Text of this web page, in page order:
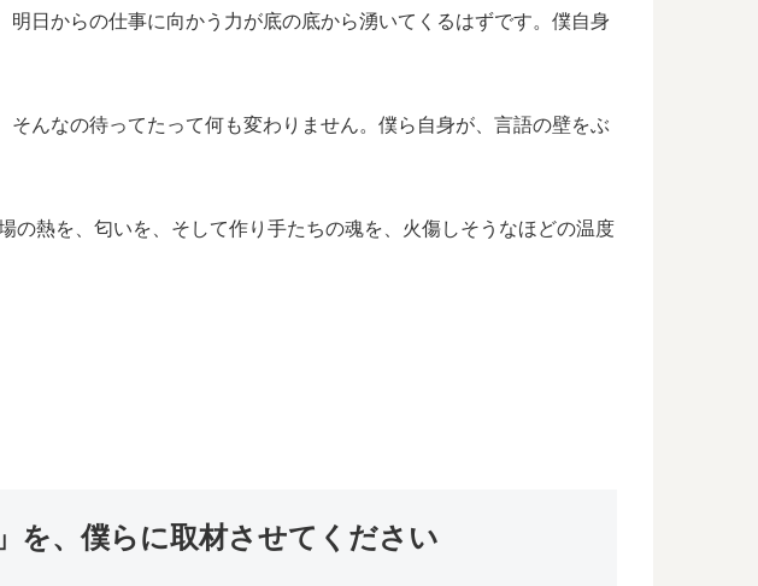
日からの仕事に向かう力が底の底から湧いてくるはずです。僕自身
んなの待ってたって何も変わりません。僕ら自身が、言語の壁をぶ
熱を、匂いを、そして作り手たちの魂を、火傷しそうなほどの温度
を、僕らに取材させてください